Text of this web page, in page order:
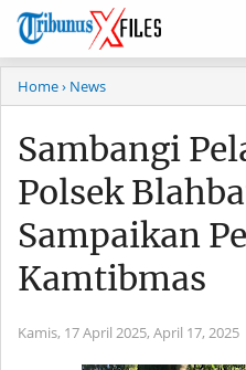
Home› News
Sambangi
Polsek
Sampaikan
Kamtibmas
Kamis, 17 April 2025, April 17, 2025